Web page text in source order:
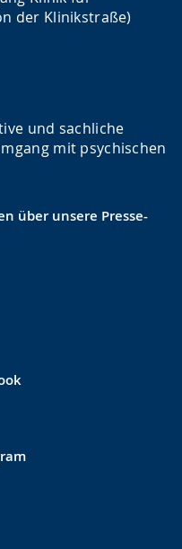
der Klinikstraße)
und sachliche
mit psychischen
über unsere Presse-